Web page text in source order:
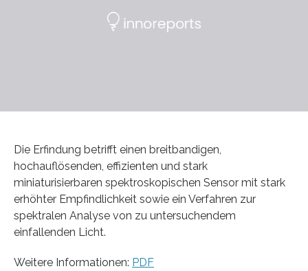
Die Erfindung betrifft einen breitbandigen,
hochauflösenden, effizienten und stark
miniaturisierbaren spektroskopischen Sensor mit stark
erhöhter Empfindlichkeit sowie ein Verfahren zur
spektralen Analyse von zu untersuchendem
einfallenden Licht.
Weitere Informationen: PDF